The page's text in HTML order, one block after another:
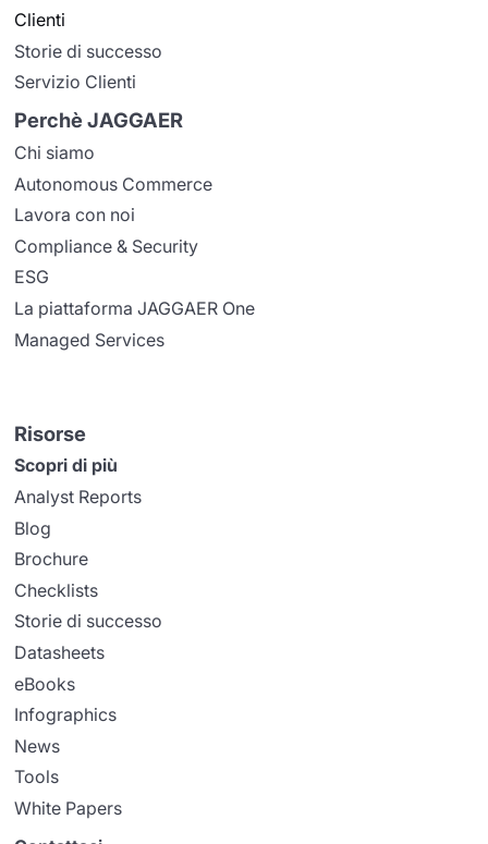
Clienti
Storie di successo
Servizio Clienti
Perchè JAGGAER
Chi siamo
Autonomous Commerce
Lavora con noi
Compliance & Security
ESG
La piattaforma JAGGAER One
Managed Services
Risorse
Scopri di più
Analyst Reports
Blog
Brochure
Checklists
Storie di successo
Datasheets
eBooks
Infographics
News
Tools
White Papers